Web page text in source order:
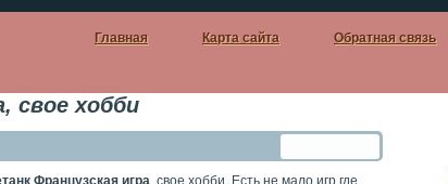
Обратная связь
Карта сайта
Главная
свое хобби
Французская игра, свое хобби. Есть не мало игр где